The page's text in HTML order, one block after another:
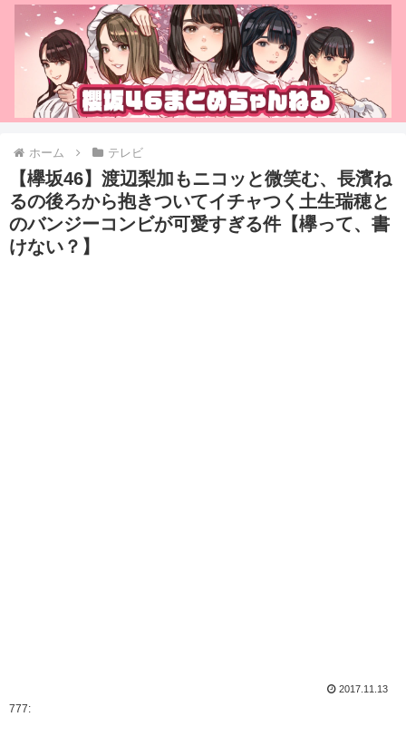
ホーム テレビ
【欅坂46】渡辺梨加もニコッと微笑む、長濱ね
るの後ろから抱きついてイチャつく土生瑞穂と
のバンジーコンビが可愛すぎる件【欅って、書
けない？】
2017.11.13
777: